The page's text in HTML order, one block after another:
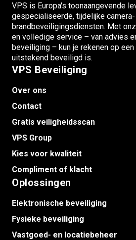
VPS is Europa's toonaangevende
gespecialiseerde, tijdelijke
brandbeveiligingsdiensten. Met
en volledige service – van advies
beveiliging – kun je rekenen op
uitstekend beveiligd is.
VPS Beveiliging
Over ons
Contact
Gratis veiligheidsscan
VPS Group
Kies voor kwaliteit
Compliment of klacht
Oplossingen
Elektronische beveiliging
Fysieke beveiliging
Vastgoed- en locatiebeheer